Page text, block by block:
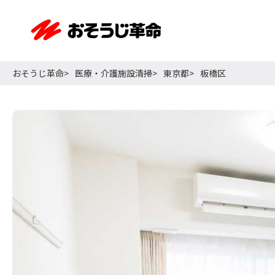
おそうじ革命 医療・介護施設清掃 東京都 板橋区